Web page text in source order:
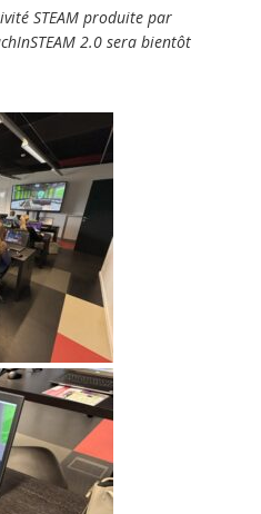
STEAM produite par
2.0 sera bientôt